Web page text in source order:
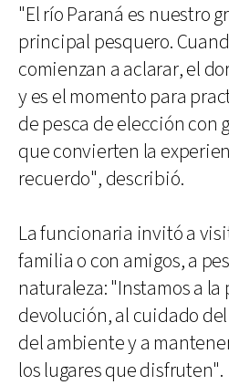
"El río Paraná es nuestro
principal pesquero.
comienzan a aclarar, el
y es el momento para
de pesca de elección con
que convierten la
recuerdo", describió.
La funcionaria invitó a
familia o con amigos, a
naturaleza: "Instamos a la
devolución, al cuidado
del ambiente y a
los lugares que disfruten".